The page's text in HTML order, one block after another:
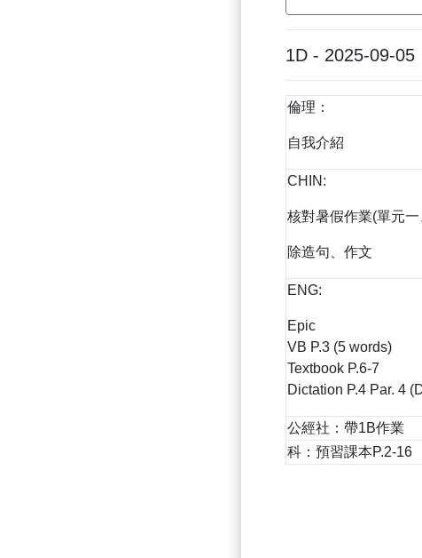
1D - 2025-09-05
倫理：
自我介紹
CHIN:
核對暑假作業(單元
除造句、作文
ENG:
Epic
VB P.3 (5 words)
Textbook P.6-7
Dictation P.4 Par. 4
公經社：帶1B作業
科：預習課本P.2-16